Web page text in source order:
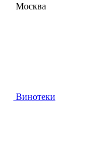
Москва
Винотеки